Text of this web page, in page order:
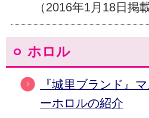
（2016年1月18日掲載
ホロル
『城里ブランド』
ーホロルの紹介